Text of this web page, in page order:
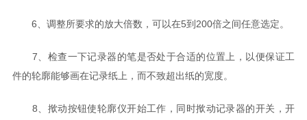
6、调整所要求的放大倍数，可以在5到200倍之间任意选定。
7、检查一下记录器的笔是否处于合适的位置上，以便保证工
件的轮廓能够画在记录纸上，而不致超出纸的宽度。
8、揿动按钮使轮廓仪开始工作，同时揿动记录器的开关，开